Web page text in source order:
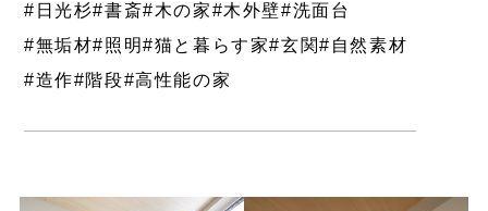
#日光杉#書斎#木の家#木外壁#洗面台
#無垢材#照明#猫と暮らす家#玄関#自然素材
#造作#階段#高性能の家